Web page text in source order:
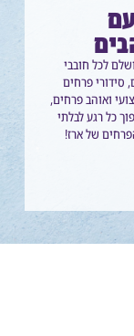
פרחים,
לבלתי
ארז!